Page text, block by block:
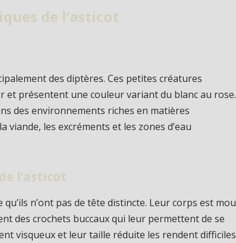
de l’asticot
des diptères. Ces petites créatures
et présentent une couleur variant du blanc au rose.
des environnements riches en matières
les excréments et les zones d’eau
l’asticot
n’ont pas de tête distincte. Leur corps est mou
des crochets buccaux qui leur permettent de se
visqueux et leur taille réduite les rendent difficiles